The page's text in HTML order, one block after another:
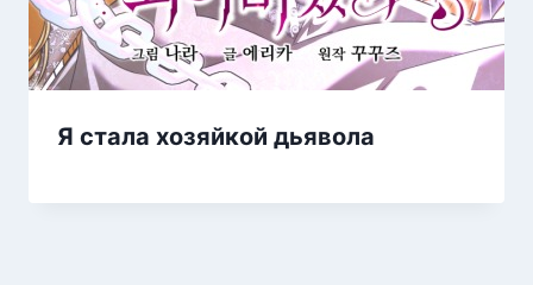
Я стала хозяйкой дьявола